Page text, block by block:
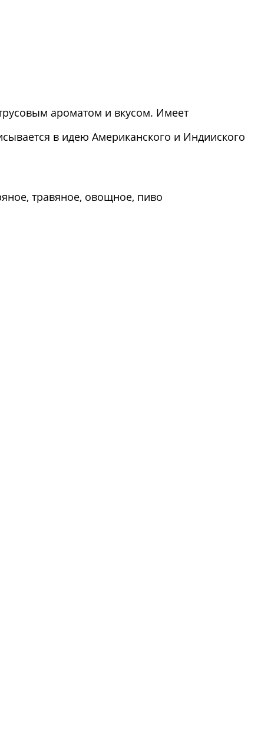
ароматом и вкусом. Имеет
в идею Американского и Индииского
травяное, овощное, пиво